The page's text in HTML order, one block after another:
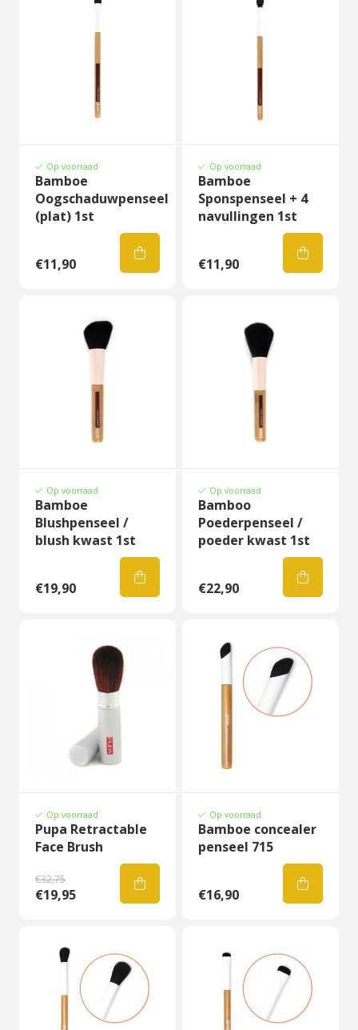
Op voorraad
Bamboe
Oogschaduwpenseel
(plat) 1st
€11,90
Op voorraad
Bamboe
Sponspenseel + 4
navullingen 1st
€11,90
Op voorraad
Bamboe
Blushpenseel /
blush kwast 1st
€19,90
Op voorraad
Bamboo
Poederpenseel /
poeder kwast 1st
€22,90
Op voorraad
Pupa Retractable
Face Brush
€32,75
€19,95
Op voorraad
Bamboe concealer
penseel 715
€16,90